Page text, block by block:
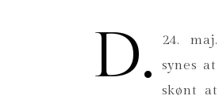
D.
24.
synes
skønt